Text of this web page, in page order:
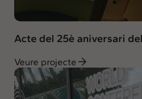
Acte del 25è aniversari
Veure projecte